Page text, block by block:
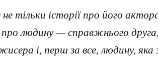
тільки історії про його
людину — справжнього
і, перш за все, людину,